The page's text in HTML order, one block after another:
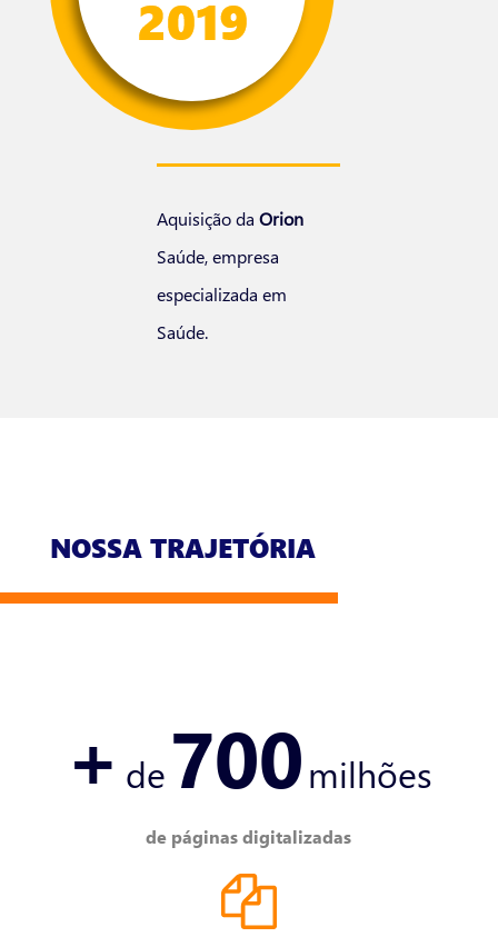
Aquisição daOrion
Saúde, empresa
especializada em
Saúde.
NOSSA TRAJETÓRIA
+ de700milhões
de páginas digitalizadas